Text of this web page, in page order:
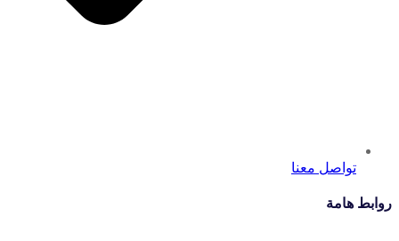
تواصل معنا
روابط هامة